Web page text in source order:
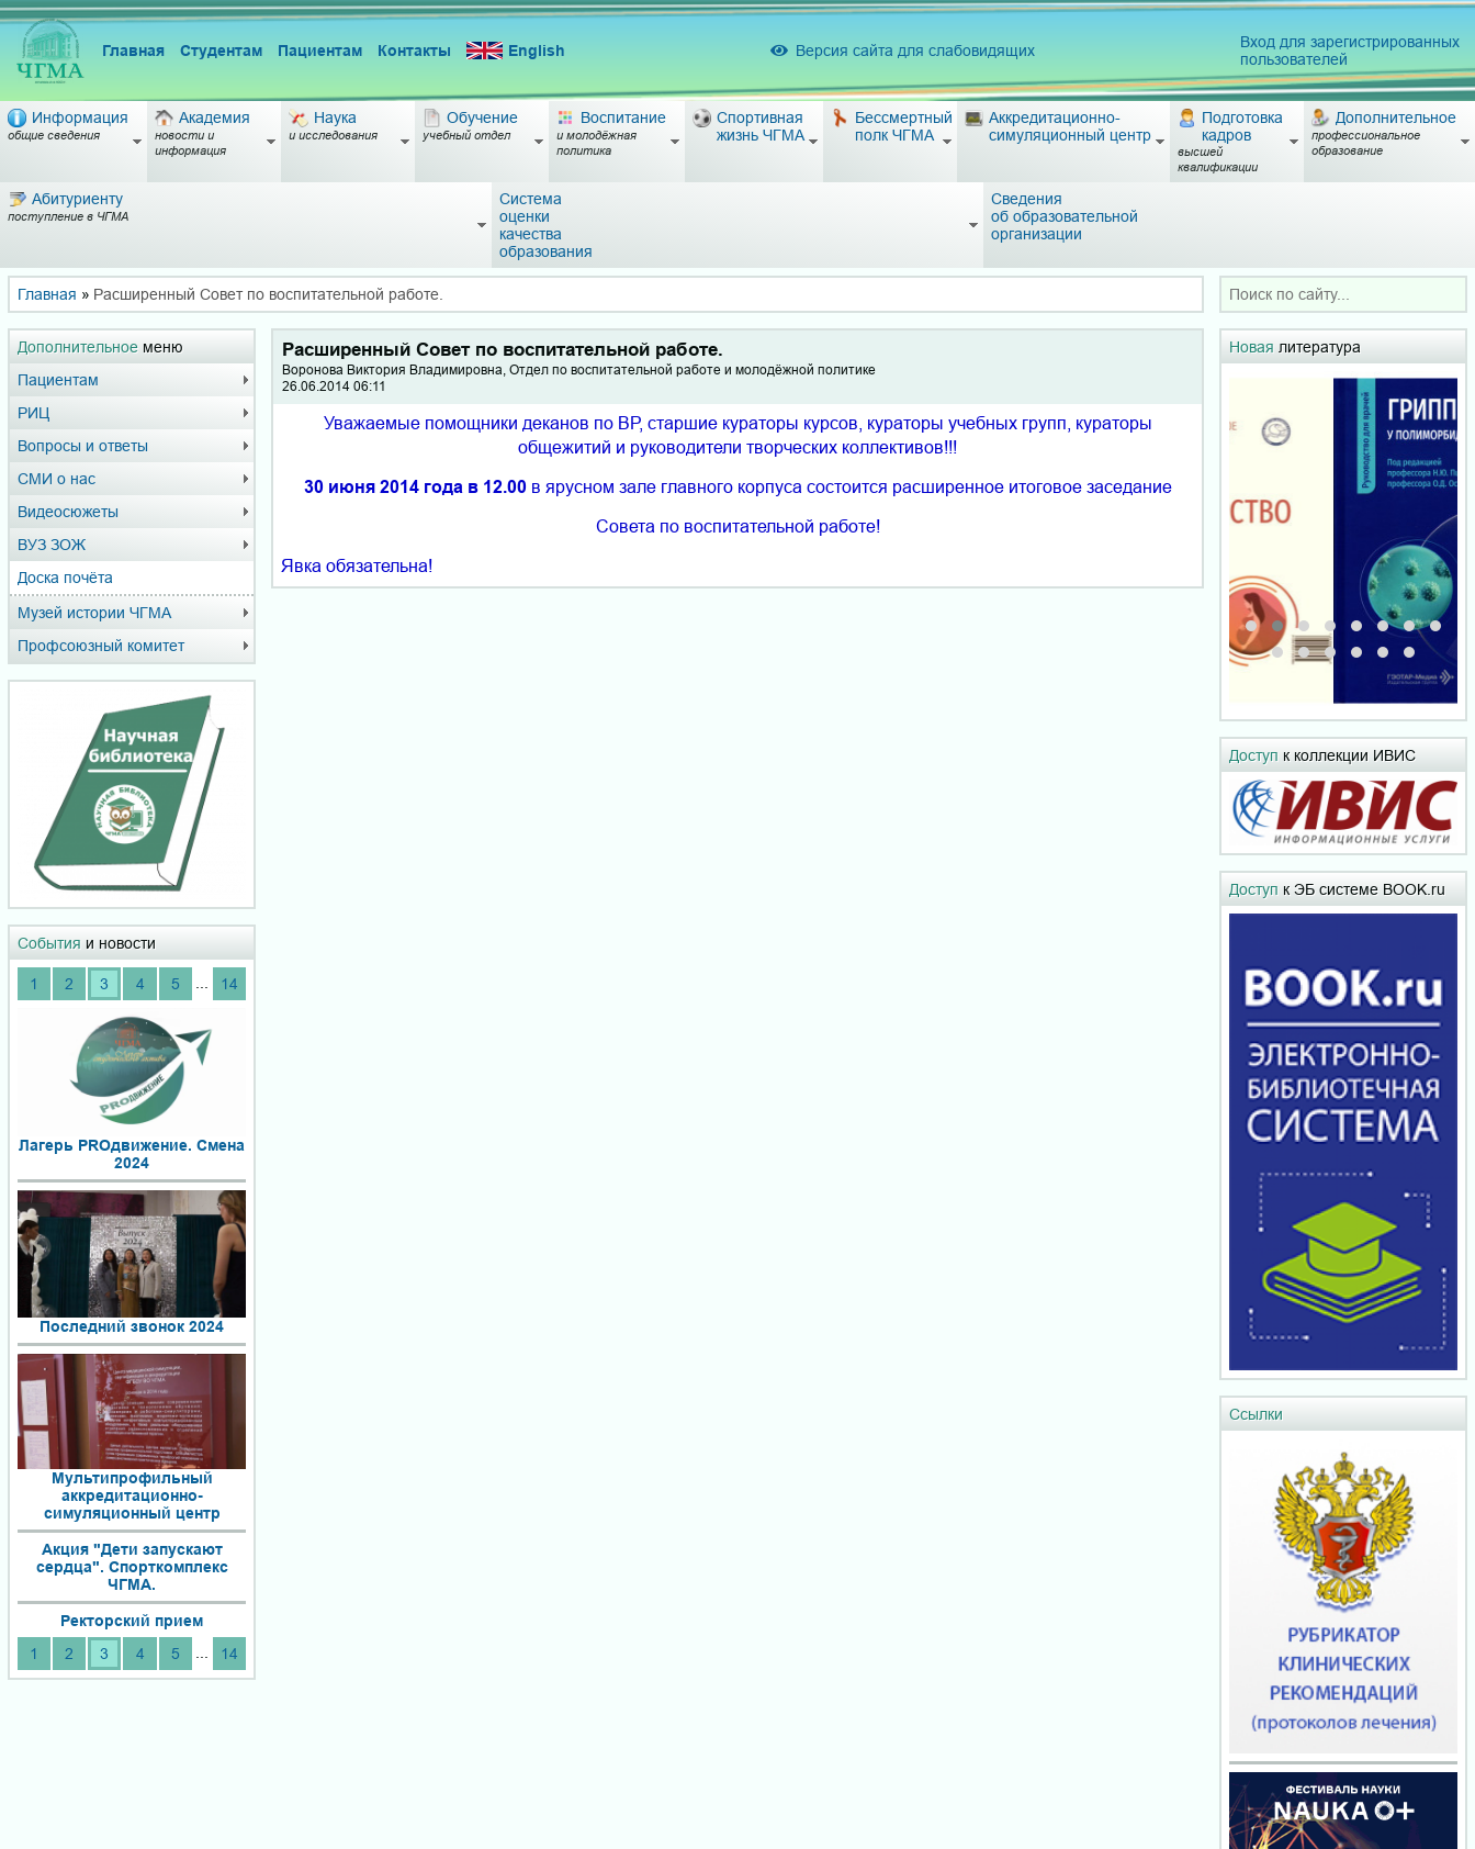
Главная Студентам Пациентам Контакты English Версия сайта для слабовидящих
Вход для зарегистрированных
пользователей
Информация
общие сведения
Академия
новости и
информация
Наука
и исследования
Обучение
учебный отдел
Воспитание
и молодёжная
политика
Спортивная
жизнь ЧГМА
Бессмертный
полк ЧГМА
Аккредитационно-
симуляционный центр
Подготовка
кадров
высшей
квалификации
Дополнительное
профессиональное
образование
Абитуриенту
поступление в ЧГМА
Система
оценки
качества
образования
Сведения
об образовательной
организации
Главная » Расширенный Совет по воспитательной работе.
Дополнительное меню
Пациентам
РИЦ
Вопросы и ответы
СМИ о нас
Видеосюжеты
ВУЗ ЗОЖ
Доска почёта
Музей истории ЧГМА
Профсоюзный комитет
События и новости
1 2 3 4 5 ... 14
Лагерь PROдвижение. Смена
2024
Последний звонок 2024
Мультипрофильный
аккредитационно-
симуляционный центр
Акция "Дети запускают
сердца". Спорткомплекс
ЧГМА.
Ректорский прием
1
2 3 4 5 ... 14
Расширенный Совет по воспитательной работе.
Воронова Виктория Владимировна, Отдел по воспитательной работе и молодёжной политике
26.06.2014 06:11
Уважаемые помощники деканов по ВР, старшие кураторы курсов, кураторы учебных групп, кураторы
общежитий и руководители творческих коллективов!!!
30 июня 2014 года в 12.00 в ярусном зале главного корпуса состоится расширенное итоговое заседание
Совета по воспитательной работе!
Явка обязательна!
Новая литература
Доступ к коллекции ИВИС
Доступ к ЭБ системе BOOK.ru
Ссылки